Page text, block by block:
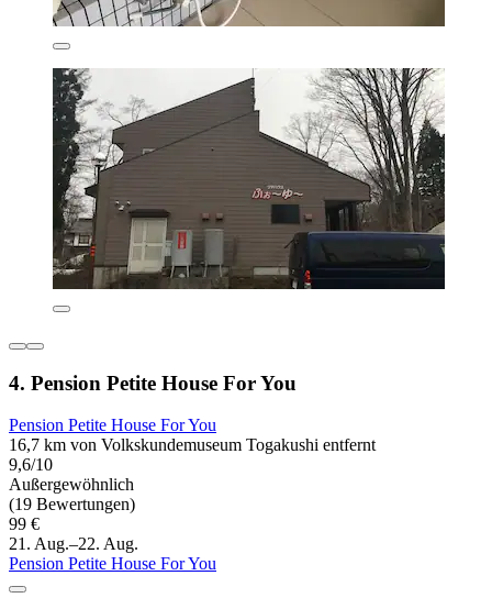
4. Pension Petite House For You
Pension Petite House For You
16,7 km von Volkskundemuseum Togakushi entfernt
9,6/10
Außergewöhnlich
(19 Bewertungen)
99 €
21. Aug.–22. Aug.
Pension Petite House For You